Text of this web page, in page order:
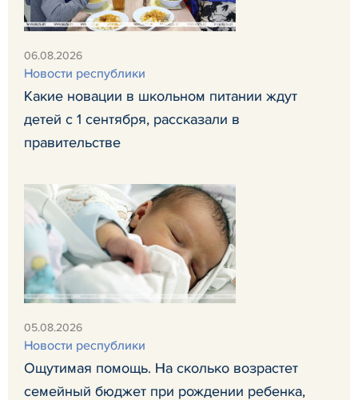
06.08.2026
Новости республики
Какие новации в школьном питании ждут
детей с 1 сентября, рассказали в
правительстве
05.08.2026
Новости республики
Ощутимая помощь. На сколько возрастет
семейный бюджет при рождении ребенка,